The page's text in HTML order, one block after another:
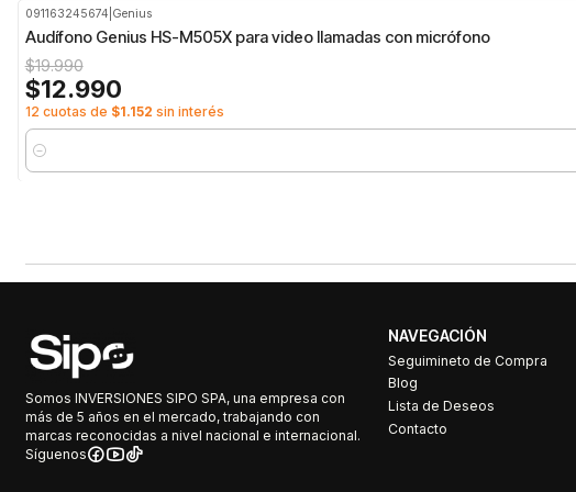
091163245674 Genius
Audífono Genius HS-M505X para video llamadas con micrófono
$19.990
$12.990
12 cuotas de $1.152 sin interés
Cantidad
Somos INVERSIONES SIPO SPA, una empresa con
más de 5 años en el mercado, trabajando con
marcas reconocidas a nivel nacional e internacional.
Síguenos
NAVEGACIÓN
Seguimineto de Compra
Blog
Lista de Deseos
Contacto